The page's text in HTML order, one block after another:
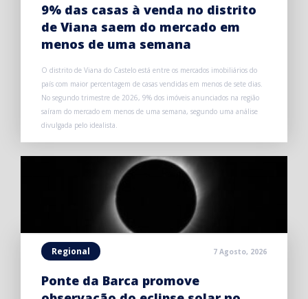
9% das casas à venda no distrito
de Viana saem do mercado em
menos de uma semana
O distrito de Viana do Castelo está entre os mercados imobiliários do
país com maior percentagem de casas vendidas em menos de sete dias.
No segundo trimestre de 2026, 9% dos imóveis anunciados na região
saíram do mercado em menos de uma semana, segundo uma análise
divulgada pelo idealista.
Regional 7 Agosto, 2026
Ponte da Barca promove